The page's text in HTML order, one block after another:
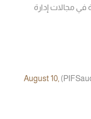
مجالات إدارة
August 10,